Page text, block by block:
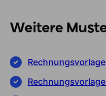
Weitere